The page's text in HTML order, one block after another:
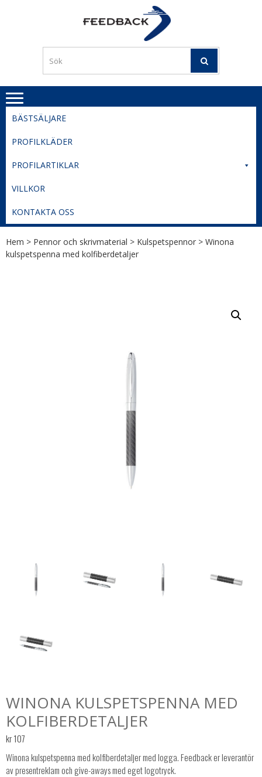
TIL
BESTE
PRISER
BÄSTSÄLJARE
PROFILKLÄDER
PROFILARTIKLAR
VILLKOR
KONTAKTA OSS
Hem > Pennor och skrivmaterial > Kulspetspennor > Winona
kulspetspenna med kolfiberdetaljer
WINONA KULSPETSPENNA MED
KOLFIBERDETALJER
kr107
Winona kulspetspenna med kolfiberdetaljer med logga. Feedback er leverantör
av presentreklam och give-aways med eget logotryck.